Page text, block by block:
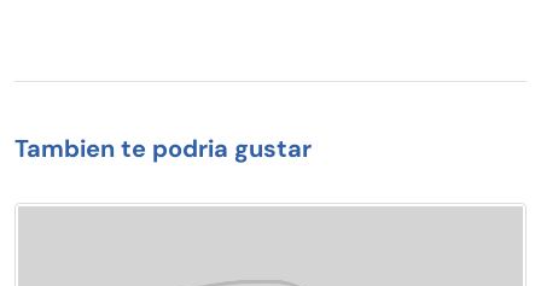
Tambien te podria gustar